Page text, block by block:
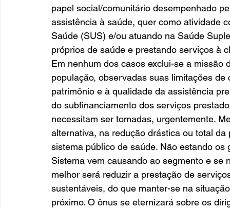
papel social/comunitário desempenhado
assistência à saúde, quer como atividade
Saúde (SUS) e/ou atuando na Saúde
próprios de saúde e prestando serviços à
Em nenhum dos casos exclui-se a
população, observadas suas limitações
patrimônio e à qualidade da assistência
do subfinanciamento dos serviços
necessitam ser tomadas, urgentemente.
alternativa, na redução drástica ou total
sistema público de saúde. Não estando
Sistema vem causando ao segmento e
melhor será reduzir a prestação de
sustentáveis, do que manter-se na
próximo. O ônus se eternizará sobre os